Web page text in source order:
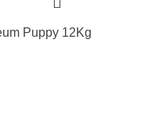
Puppy 12Kg